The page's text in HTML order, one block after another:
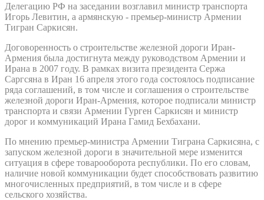
Делегацию РФ на заседании возглавил министр транспорта
Игорь Левитин, а армянскую - премьер-министр Армении
Тигран Саркисян.
Договоренность о строительстве железной дороги Иран-
Армения была достигнута между руководством Армении и
Ирана в 2007 году. В рамках визита президента Сержа
Саргсяна в Иран 16 апреля этого года состоялось подписание
ряда соглашений, в том числе и соглашения о строительстве
железной дороги Иран-Армения, которое подписали министр
транспорта и связи Армении Гурген Саркисян и министр
дорог и коммуникаций Ирана Гамид Бехбахани.
По мнению премьер-министра Армении Тиграна Саркисяна, с
запуском железной дороги в значительной мере изменится
ситуация в сфере товарооборота республики. По его словам,
наличие новой коммуникации будет способствовать развитию
многочисленных предприятий, в том числе и в сфере
сельского хозяйства.